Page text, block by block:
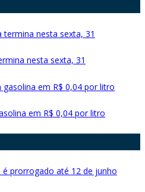
nesta sexta, 31
em R$ 0,04 por litro